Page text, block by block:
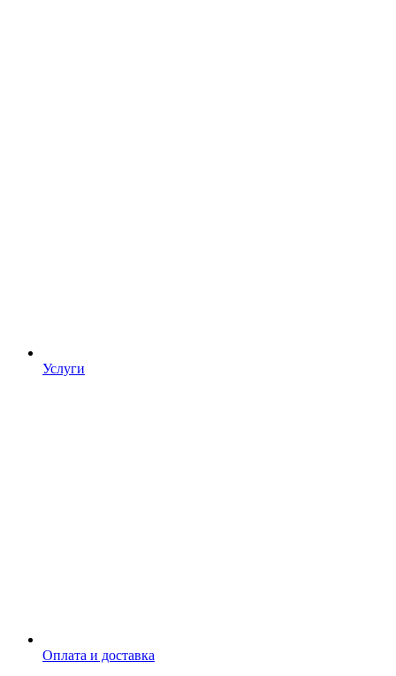
Услуги
Оплата и доставка